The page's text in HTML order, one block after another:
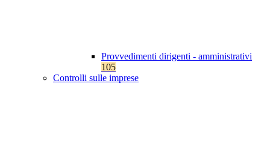
Provvedimenti dirigenti - amministrativi
105
Controlli sulle imprese